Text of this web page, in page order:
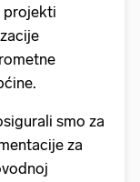
projekti
smo za
za